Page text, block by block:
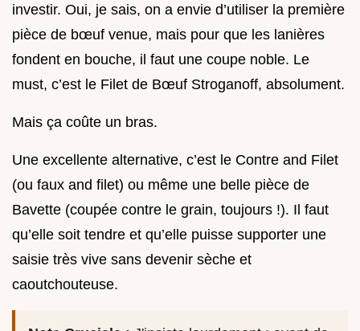
investir. Oui, je sais, on a envie d’utiliser la première
pièce de bœuf venue, mais pour que les lanières
fondent en bouche, il faut une coupe noble. Le
must, c’est le Filet de Bœuf Stroganoff, absolument.
Mais ça coûte un bras.
Une excellente alternative, c’est le Contre and Filet
(ou faux and filet) ou même une belle pièce de
Bavette (coupée contre le grain, toujours !). Il faut
qu’elle soit tendre et qu’elle puisse supporter une
saisie très vive sans devenir sèche et
caoutchouteuse.